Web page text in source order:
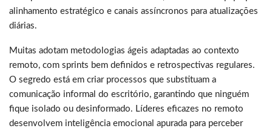
alinhamento estratégico e canais assíncronos para atualizações
diárias.
Muitas adotam metodologias ágeis adaptadas ao contexto
remoto, com sprints bem definidos e retrospectivas regulares.
O segredo está em criar processos que substituam a
comunicação informal do escritório, garantindo que ninguém
fique isolado ou desinformado. Líderes eficazes no remoto
desenvolvem inteligência emocional apurada para perceber